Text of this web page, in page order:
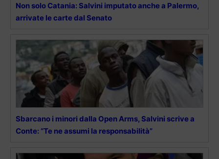
Non solo Catania: Salvini imputato anche a Palermo,
arrivate le carte dal Senato
Sbarcano i minori dalla Open Arms, Salvini scrive a
Conte: “Te ne assumi la responsabilità”